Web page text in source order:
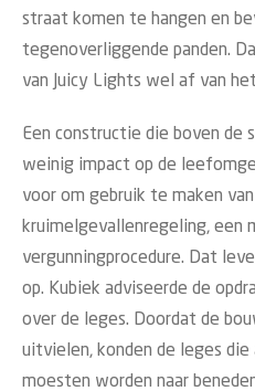
straat komen te hangen en
tegenoverliggende panden.
van Juicy Lights wel af van
Een constructie die boven de
weinig impact op de
voor om gebruik te maken
kruimelgevallenregeling, een
vergunningprocedure. Dat
op. Kubiek adviseerde de
over de leges. Doordat de
uitvielen, konden de leges
moesten worden naar